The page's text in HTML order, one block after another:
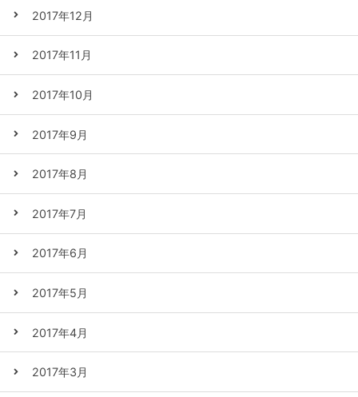
2017年12月
2017年11月
2017年10月
2017年9月
2017年8月
2017年7月
2017年6月
2017年5月
2017年4月
2017年3月